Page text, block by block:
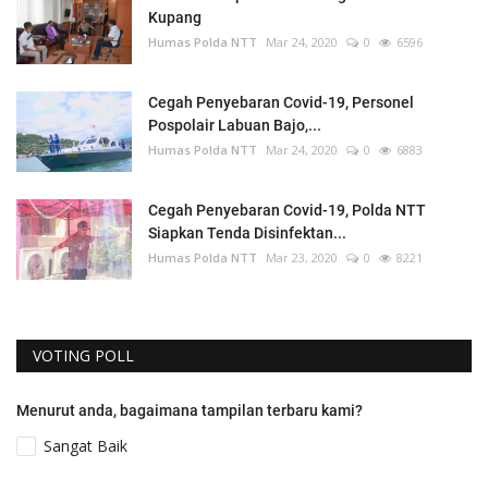
Kupang
Humas Polda NTT Mar 24, 2020 0 6596
Cegah Penyebaran Covid-19, Personel
Pospolair Labuan Bajo,...
Humas Polda NTT Mar 24, 2020 0 6883
Cegah Penyebaran Covid-19, Polda NTT
Siapkan Tenda Disinfektan...
Humas Polda NTT Mar 23, 2020 0 8221
VOTING POLL
Menurut anda, bagaimana tampilan terbaru kami?
Sangat Baik